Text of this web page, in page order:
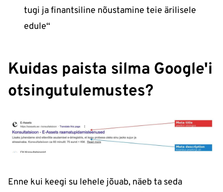
tugi ja finantsiline nõustamine teie ärilisele
edule“
Kuidas paista silma Google'i
otsingutulemustes?
Enne kui keegi su lehele jõuab, näeb ta seda